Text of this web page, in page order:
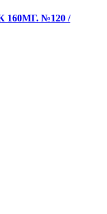
№120 /